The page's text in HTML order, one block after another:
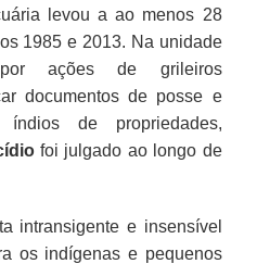
levou a ao menos 28
1985 e 2013. Na unidade
por ações de grileiros
documentos de posse e
de propriedades,
foi julgado ao longo de
intransigente e insensível
os indígenas e pequenos